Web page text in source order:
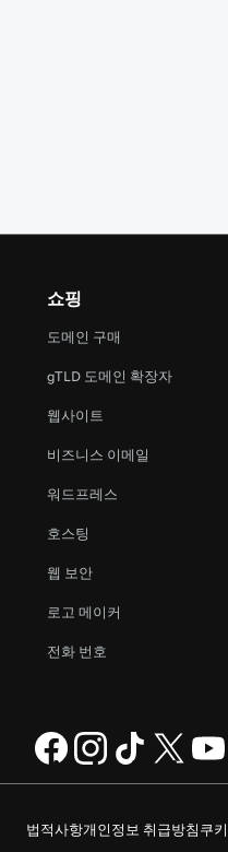
쇼핑
도메인 구매
gTLD 도메인 확장자
웹사이트
비즈니스 이메일
워드프레스
호스팅
웹 보안
로고 메이커
전화 번호
법적사항개인정보 취급방침 쿠키